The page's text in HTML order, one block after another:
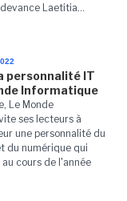
Laetitia...
personnalité IT
Informatique
Le Monde
ses lecteurs à
une personnalité du
du numérique qui
cours de l'année